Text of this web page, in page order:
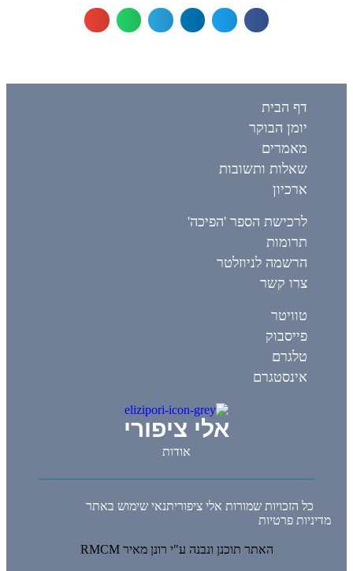
דף הבית
יומן הבוקר
מאמרים
שאלות ותשובות
ארכיון
לרכישת הספר 'הפיכה'
תרומות
הרשמה לניוזלטר
צרו קשר
טוויטר
פייסבוק
טלגרם
אינסטגרם
אלי ציפורי
אודות
כל הזכויות שמורות אלי ציפוריתנאי שימוש באתר
מדיניות פרטיות
האתר תוכנן ונבנה ע"י רונן מאיר RMCM